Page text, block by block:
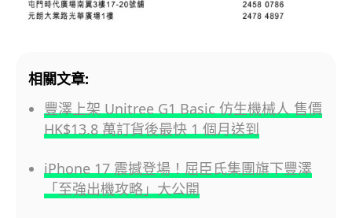
相關文章:
豐澤上架 Unitree G1 Basic 仿生機械人 售價
HK$13.8 萬訂貨後最快 1 個月送到
iPhone 17 震撼登場！屈臣氏集團旗下豐澤
「至強出機攻略」大公開